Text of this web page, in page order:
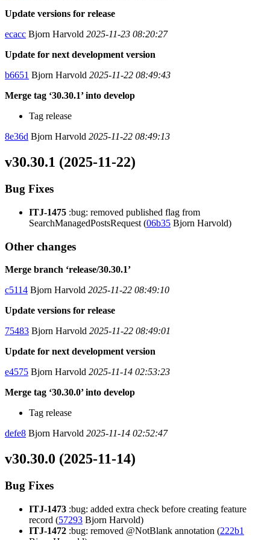
Update versions for release
ecacc Bjorn Harvold 2025-11-23 08:20:27
Update for next development version
b6651 Bjorn Harvold 2025-11-22 08:49:43
Merge tag ‘30.30.1’ into develop
Tag release
8e36d Bjorn Harvold 2025-11-22 08:49:13
v30.30.1 (2025-11-22)
Bug Fixes
ITJ-1475 :bug: removed published flag from
SearchManagedPostsRequest (06b35 Bjorn Harvold)
Other changes
Merge branch ‘release/30.30.1’
c5114 Bjorn Harvold 2025-11-22 08:49:10
Update versions for release
75483 Bjorn Harvold 2025-11-22 08:49:01
Update for next development version
e4575 Bjorn Harvold 2025-11-14 02:53:23
Merge tag ‘30.30.0’ into develop
Tag release
defe8 Bjorn Harvold 2025-11-14 02:52:47
v30.30.0 (2025-11-14)
Bug Fixes
ITJ-1473 :bug: added extra check before creating feature
record (57293 Bjorn Harvold)
ITJ-1472 :bug: removed @NotBlank annotation (222b1